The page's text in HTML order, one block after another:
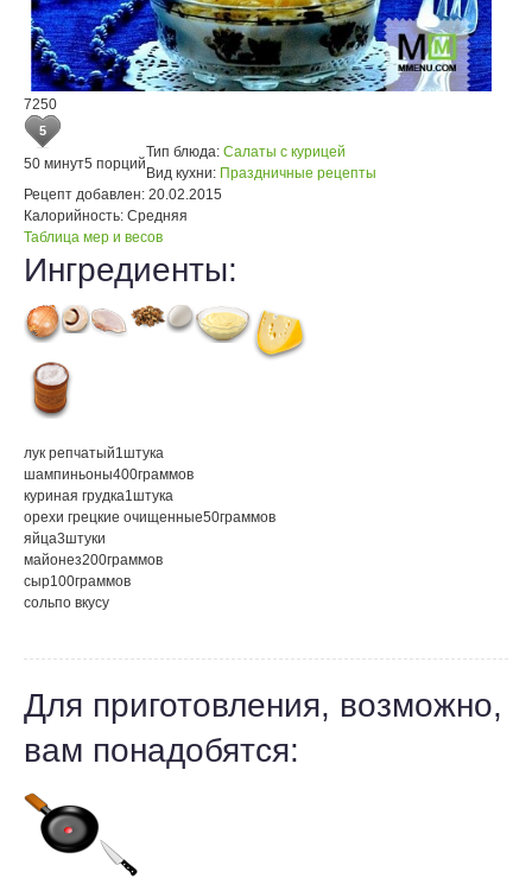
7250
5
50 минут5 порций
Тип блюда: Салаты с курицей
Вид кухни: Праздничные рецепты
Рецепт добавлен: 20.02.2015
Калорийность: Средняя
Таблица мер и весов
Ингредиенты:
лук репчатый1штука
шампиньоны400граммов
куриная грудка1штука
орехи грецкие очищенные50граммов
яйца3штуки
майонез200граммов
сыр100граммов
сольпо вкусу
Для приготовления, возможно,
вам понадобятся: